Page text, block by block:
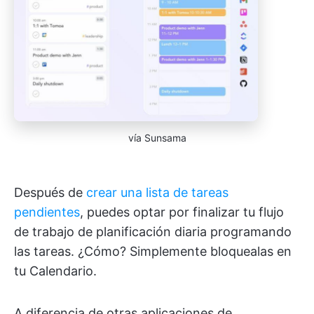
vía Sunsama
Después de crear una lista de tareas
pendientes, puedes optar por finalizar tu flujo
de trabajo de planificación diaria programando
las tareas. ¿Cómo? Simplemente bloquealas en
tu Calendario.